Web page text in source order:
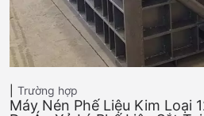
Trường hợp
Máy Nén Phế Liệu Kim Loại